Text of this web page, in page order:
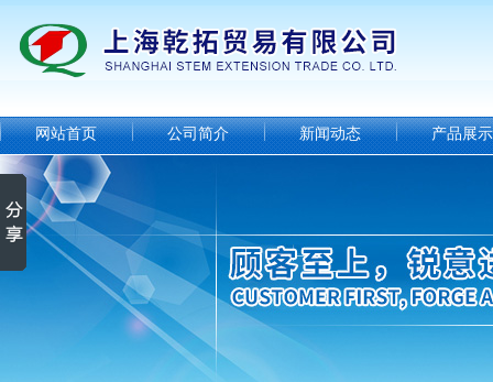
网站首页 公司简介 新闻动态 产品展示